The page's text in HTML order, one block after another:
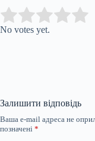
Rate this item:
No votes yet.
Залишити відповідь
Ваша e-mail адреса не
позначені *